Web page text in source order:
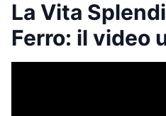
La Vita
Ferro: il video